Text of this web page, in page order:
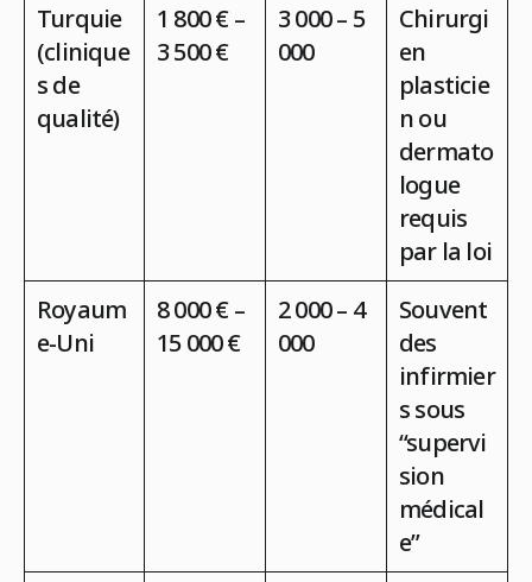
Turquie
(clinique
s de
qualité)
1 800 € –
3 500 €
3 000 – 5
000
Chirurgi
en
plasticie
n ou
dermato
logue
requis
par la loi
Royaum
e-Uni
8 000 € –
15 000 €
2 000 – 4
000
Souvent
des
infirmier
s sous
“supervi
sion
médical
e”